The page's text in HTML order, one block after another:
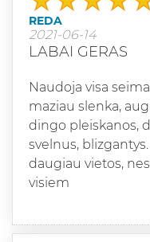
REDA
2021-06-14
LABAI GERAS
Naudoja visa
maziau slenka,
dingo pleiskanos,
svelnus,
daugiau vietos,
visiem